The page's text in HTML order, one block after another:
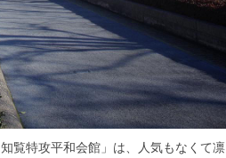
覧特攻平和会館」は、人気もなくて凛